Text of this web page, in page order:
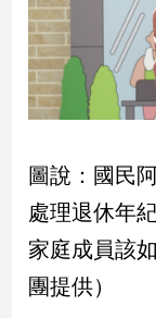
科
技/
遊
戲
運
寵
物
Pet
影
圖說：國民
處理退休年
家庭成員該
團提供）